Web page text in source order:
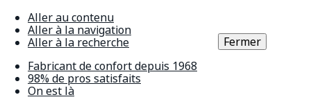
Aller au contenu
Aller à la navigation
Aller à la recherche
Fabricant de confort depuis 1968
98% de pros satisfaits
On est là
Fermer